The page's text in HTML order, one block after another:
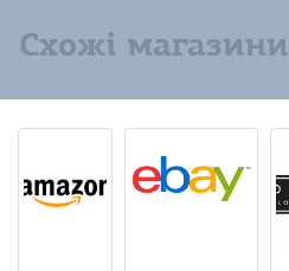
Схожі магазини